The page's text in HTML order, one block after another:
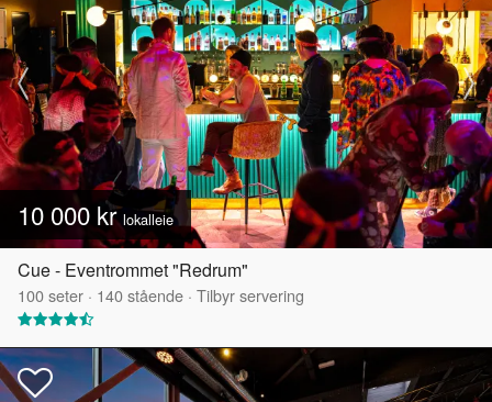
10 000 krlokalleie
Cue - Eventrommet "Redrum"
100seter · 140stående · Tilbyr servering